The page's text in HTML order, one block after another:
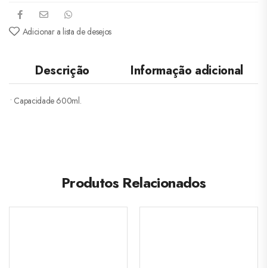
Adicionar a lista de desejos
Descrição Informação adicional
• Capacidade 600ml.
Produtos Relacionados